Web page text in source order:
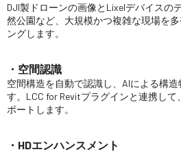
DJI製ドローンの画像とLixelデバイスの
然公園など、大規模かつ複雑な現場を
ングします。
・空間認識
空間構造を自動で認識し、AIによる構
す。LCC for Revitプラグインと連携して
ポートします。
・HDエンハンスメント